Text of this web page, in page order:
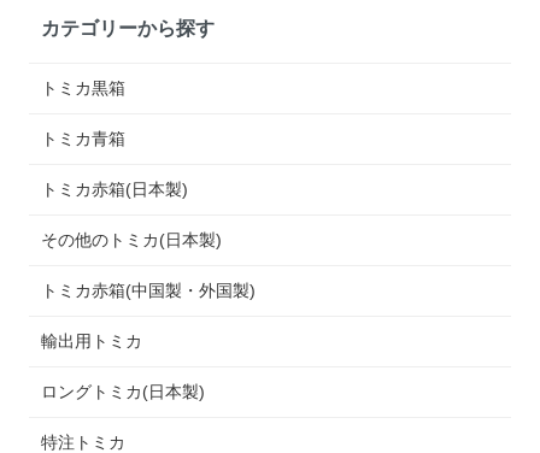
カテゴリーから探す
トミカ黒箱
トミカ青箱
トミカ赤箱(日本製)
その他のトミカ(日本製)
トミカ赤箱(中国製・外国製)
輸出用トミカ
ロングトミカ(日本製)
特注トミカ